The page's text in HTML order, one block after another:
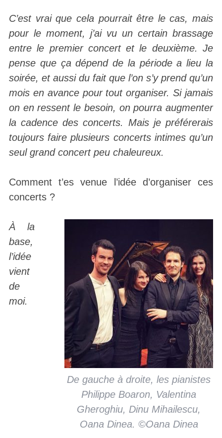
C’est vrai que cela pourrait être le cas, mais
pour le moment, j’ai vu un certain brassage
entre le premier concert et le deuxième. Je
pense que ça dépend de la période a lieu la
soirée, et aussi du fait que l’on s’y prend qu’un
mois en avance pour tout organiser. Si jamais
on en ressent le besoin, on pourra augmenter
la cadence des concerts. Mais je préférerais
toujours faire plusieurs concerts intimes qu’un
seul grand concert peu chaleureux.
Comment t’es venue l’idée d’organiser ces
concerts ?
De gauche à droite, les pianistes
Philippe Boaron, Valentina
Gheroghiu, Dinu Mihailescu,
Oana Dinea. ©Oana Dinea
À la
base,
l’idée
vient
de
moi.